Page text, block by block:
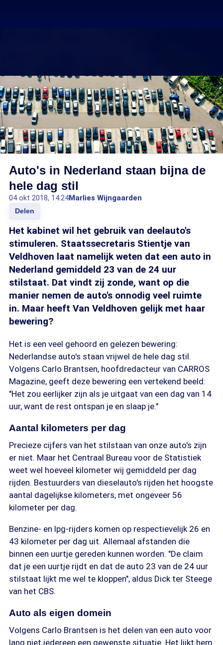
Auto's in Nederland staan bijna de
hele dag stil
04 okt 2018, 14:24Marlies Wijngaarden
Delen
Het kabinet wil het gebruik van deelauto's
stimuleren. Staatssecretaris Stientje van
Veldhoven laat namelijk weten dat een auto in
Nederland gemiddeld 23 van de 24 uur
stilstaat. Dat vindt zij zonde, want op die
manier nemen de auto's onnodig veel ruimte
in. Maar heeft Van Veldhoven gelijk met haar
bewering?
Het is een veel gehoord en gelezen bewering:
Nederlandse auto's staan vrijwel de hele dag stil.
Volgens Carlo Brantsen, hoofdredacteur van CARROS
Magazine, geeft deze bewering een vertekend beeld:
"Het zou eerlijker zijn als je uitgaat van een dag van 14
uur, want de rest ontspan je en slaap je."
Aantal kilometers per dag
Precieze cijfers van het stilstaan van onze auto's zijn
er niet. Maar het Centraal Bureau voor de Statistiek
weet wel hoeveel kilometer wij gemiddeld per dag
rijden. Bestuurders van dieselauto's rijden het hoogste
aantal dagelijkse kilometers, met ongeveer 56
kilometer per dag.
Benzine- en lpg-rijders komen op respectievelijk 26 en
43 kilometer per dag uit. Allemaal afstanden die
binnen een uurtje gereden kunnen worden. "De claim
dat je een uurtje rijdt en dat de auto 23 van de 24 uur
stilstaat lijkt me wel te kloppen", aldus Dick ter Steege
van het CBS.
Auto als eigen domein
Volgens Carlo Brantsen is het delen van een auto voor
lang niet iedereen een gewenste situatie. Het lijkt hem